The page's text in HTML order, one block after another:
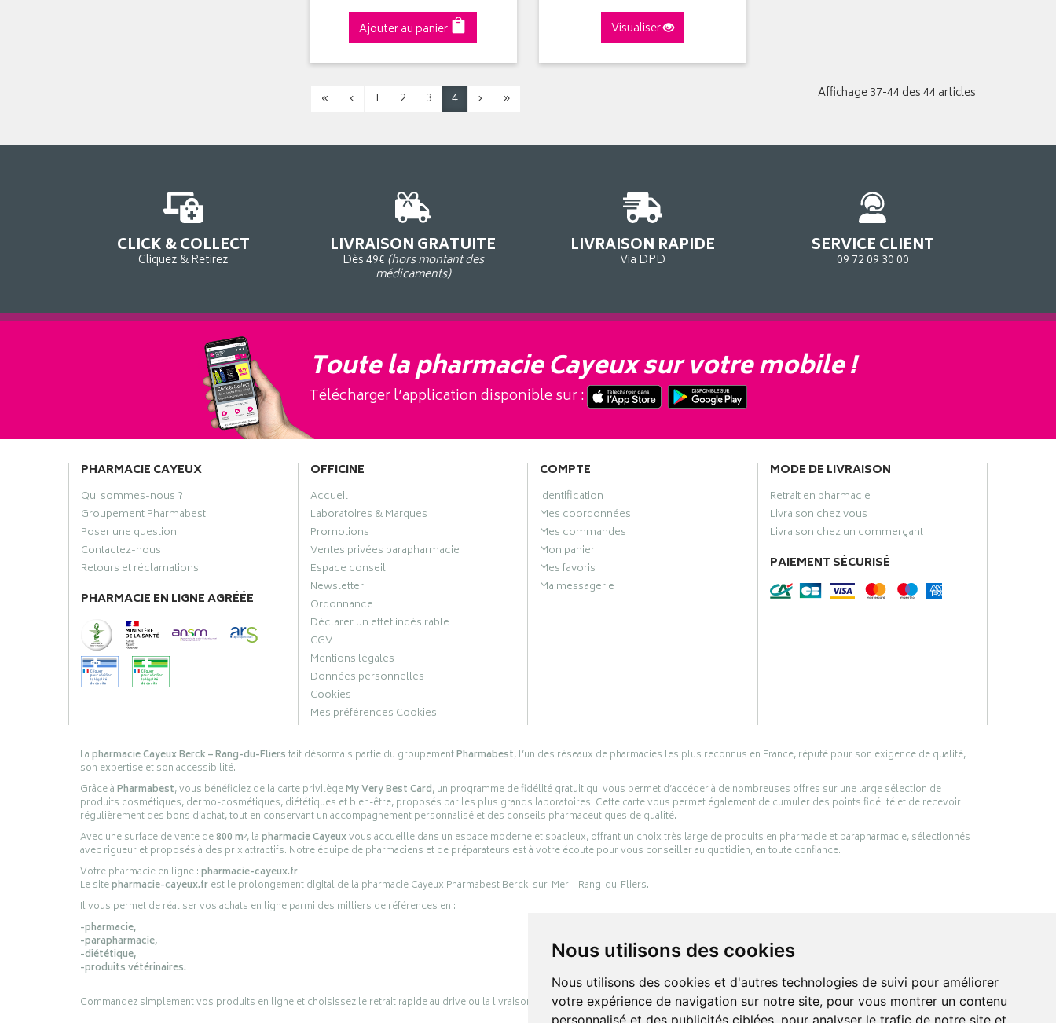
Nous utilisons des cookies
Nous utilisons des cookies et d'autres technologies de suivi pour améliorer
votre expérience de navigation sur notre site, pour vous montrer un contenu
personnalisé et des publicités ciblées, pour analyser le trafic de notre site et
Ajouter au panier Visualiser
« ‹ 1 2 3 4 › » Affichage 37-44 des 44 articles
CLICK & COLLECT
Cliquez & Retirez
LIVRAISON GRATUITE
Dès 49€ (hors montant des
médicaments)
LIVRAISON RAPIDE
Via DPD
SERVICE CLIENT
09 72 09 30 00
Toute la pharmacie Cayeux sur votre mobile !
Télécharger l’application disponible sur :
PHARMACIE CAYEUX
Qui sommes-nous ?
Groupement Pharmabest
Poser une question
Contactez-nous
Retours et réclamations
PHARMACIE EN LIGNE AGRÉÉE
OFFICINE
Accueil
Laboratoires & Marques
Promotions
Ventes privées parapharmacie
Espace conseil
Newsletter
Ordonnance
Déclarer un effet indésirable
CGV
Mentions légales
Données personnelles
Cookies
Mes préférences Cookies
COMPTE
Identification
Mes coordonnées
Mes commandes
Mon panier
Mes favoris
Ma messagerie
MODE DE LIVRAISON
Retrait en pharmacie
Livraison chez vous
Livraison chez un commerçant
PAIEMENT SÉCURISÉ
Lapharmacie Cayeux Berck – Rang-du-Fliersfait désormais partie du groupementPharmabest, l’un des réseaux de pharmacies les plus reconnus en France, réputé pour son exigence de qualité,
son expertise et son accessibilité.
Grâce àPharmabest, vous bénéficiez de la carte privilègeMy Very Best Card, un programme de fidélité gratuit qui vous permet d’accéder à de nombreuses offres sur une large sélection de
produits cosmétiques, dermo-cosmétiques, diététiques et bien-être, proposés par les plus grands laboratoires. Cette carte vous permet également de cumuler des points fidélité et de recevoir
régulièrement des bons d’achat, tout en conservant un accompagnement personnalisé et des conseils pharmaceutiques de qualité.
Avec une surface de vente de800 m², lapharmacie Cayeuxvous accueille dans un espace moderne et spacieux, offrant un choix très large de produits en pharmacie et parapharmacie, sélectionnés
avec rigueur et proposés à des prix attractifs. Notre équipe de pharmaciens et de préparateurs est à votre écoute pour vous conseiller au quotidien, en toute confiance.
Votre pharmacie en ligne :pharmacie-cayeux.fr
Le sitepharmacie-cayeux.frest le prolongement digital de la pharmacie Cayeux Pharmabest Berck-sur-Mer – Rang-du-Fliers.
Il vous permet de réaliser vos achats en ligne parmi des milliers de références en :
-pharmacie,
-parapharmacie,
-diététique,
-produits vétérinaires.
Commandez simplement vos produits en ligne et choisissez le retrait rapide au drive ou la livraison à domicile, en toute simplicité.